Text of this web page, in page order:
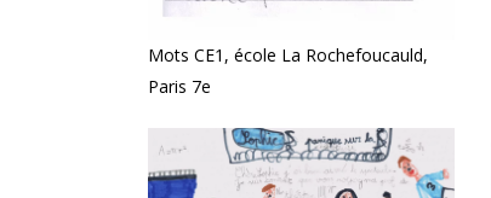
Mots CE1, école La Rochefoucauld,
Paris 7e